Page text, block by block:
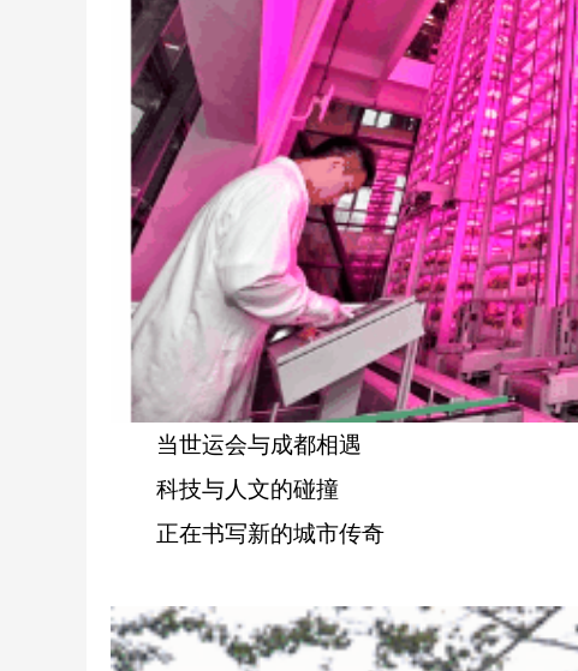
当世运会与成都相遇
科技与人文的碰撞
正在书写新的城市传奇